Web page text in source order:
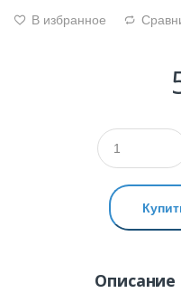
g В избранное d
Описание